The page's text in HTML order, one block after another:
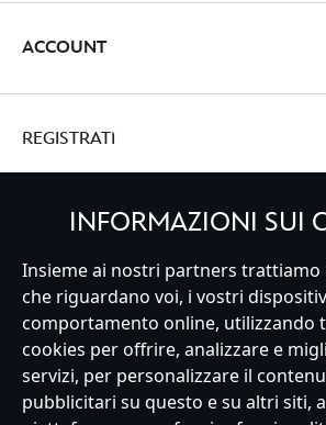
ACCOUNT
REGISTRATI
Italy
Servizio Clienti Termini d'Uso Trova
Normativa Europea sul trattamento dei dati
Informativa sulla privacy
Politica dei Cookie
INFORMAZIONI SUI
Insieme ai nostri partners
che riguardano voi, i vostri
comportamento online, utilizzando
cookies per offrire, analizzare e
servizi, per personalizzare il
pubblicitari su questo e su altri siti,